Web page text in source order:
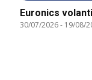
Euronics
30/07/2026- 19/08/